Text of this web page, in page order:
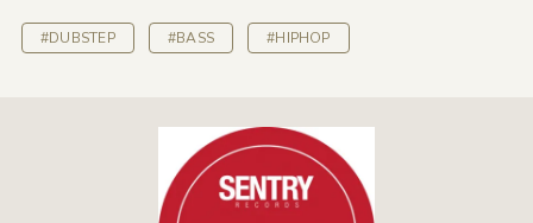
#DUBSTEP #BASS #HIPHOP